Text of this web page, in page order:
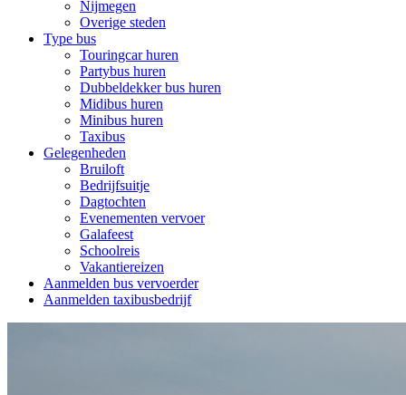
Nijmegen
Overige steden
Type bus
Touringcar huren
Partybus huren
Dubbeldekker bus huren
Midibus huren
Minibus huren
Taxibus
Gelegenheden
Bruiloft
Bedrijfsuitje
Dagtochten
Evenementen vervoer
Galafeest
Schoolreis
Vakantiereizen
Aanmelden bus vervoerder
Aanmelden taxibusbedrijf